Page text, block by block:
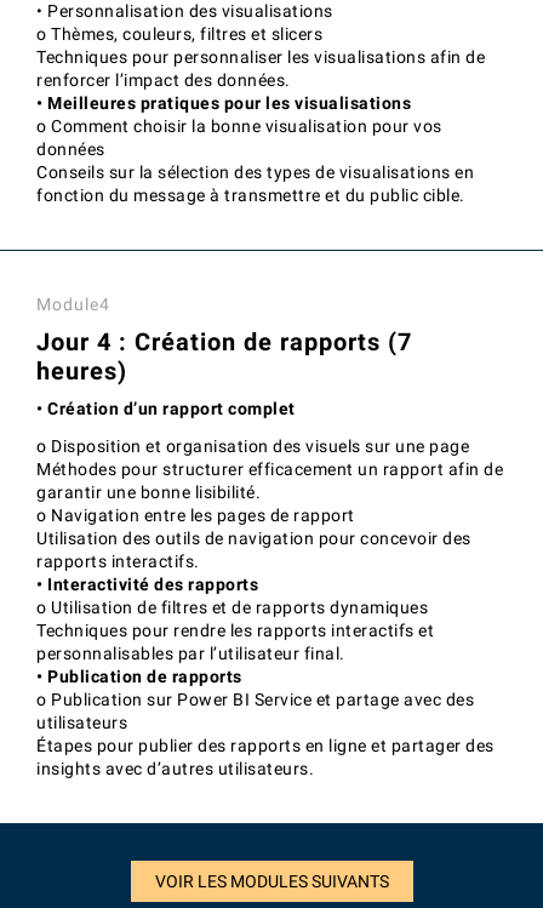
• Personnalisation des visualisations
o Thèmes, couleurs, filtres et slicers
Techniques pour personnaliser les visualisations afin de
renforcer l’impact des données.
• Meilleures pratiques pour les visualisations
o Comment choisir la bonne visualisation pour vos
données
Conseils sur la sélection des types de visualisations en
fonction du message à transmettre et du public cible.
Module4
Jour 4 : Création de rapports (7
heures)
• Création d’un rapport complet
o Disposition et organisation des visuels sur une page
Méthodes pour structurer efficacement un rapport afin de
garantir une bonne lisibilité.
o Navigation entre les pages de rapport
Utilisation des outils de navigation pour concevoir des
rapports interactifs.
• Interactivité des rapports
o Utilisation de filtres et de rapports dynamiques
Techniques pour rendre les rapports interactifs et
personnalisables par l’utilisateur final.
• Publication de rapports
o Publication sur Power BI Service et partage avec des
utilisateurs
Étapes pour publier des rapports en ligne et partager des
insights avec d’autres utilisateurs.
VOIR LES MODULES SUIVANTS